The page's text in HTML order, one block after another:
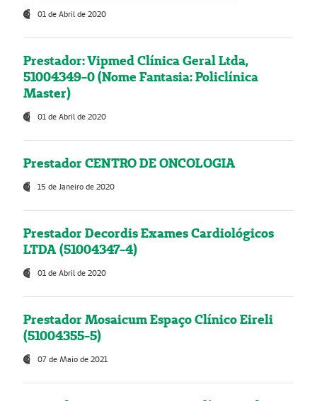
01 de Abril de 2020
Prestador: Vipmed Clínica Geral Ltda,
51004349-0 (Nome Fantasia: Policlínica
Master)
01 de Abril de 2020
Prestador CENTRO DE ONCOLOGIA
15 de Janeiro de 2020
Prestador Decordis Exames Cardiológicos
LTDA (51004347-4)
01 de Abril de 2020
Prestador Mosaicum Espaço Clínico Eireli
(51004355-5)
07 de Maio de 2021